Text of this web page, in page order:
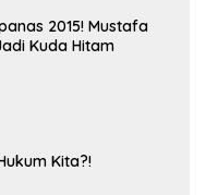
2015! Mustafa
Kuda Hitam
Kita?!